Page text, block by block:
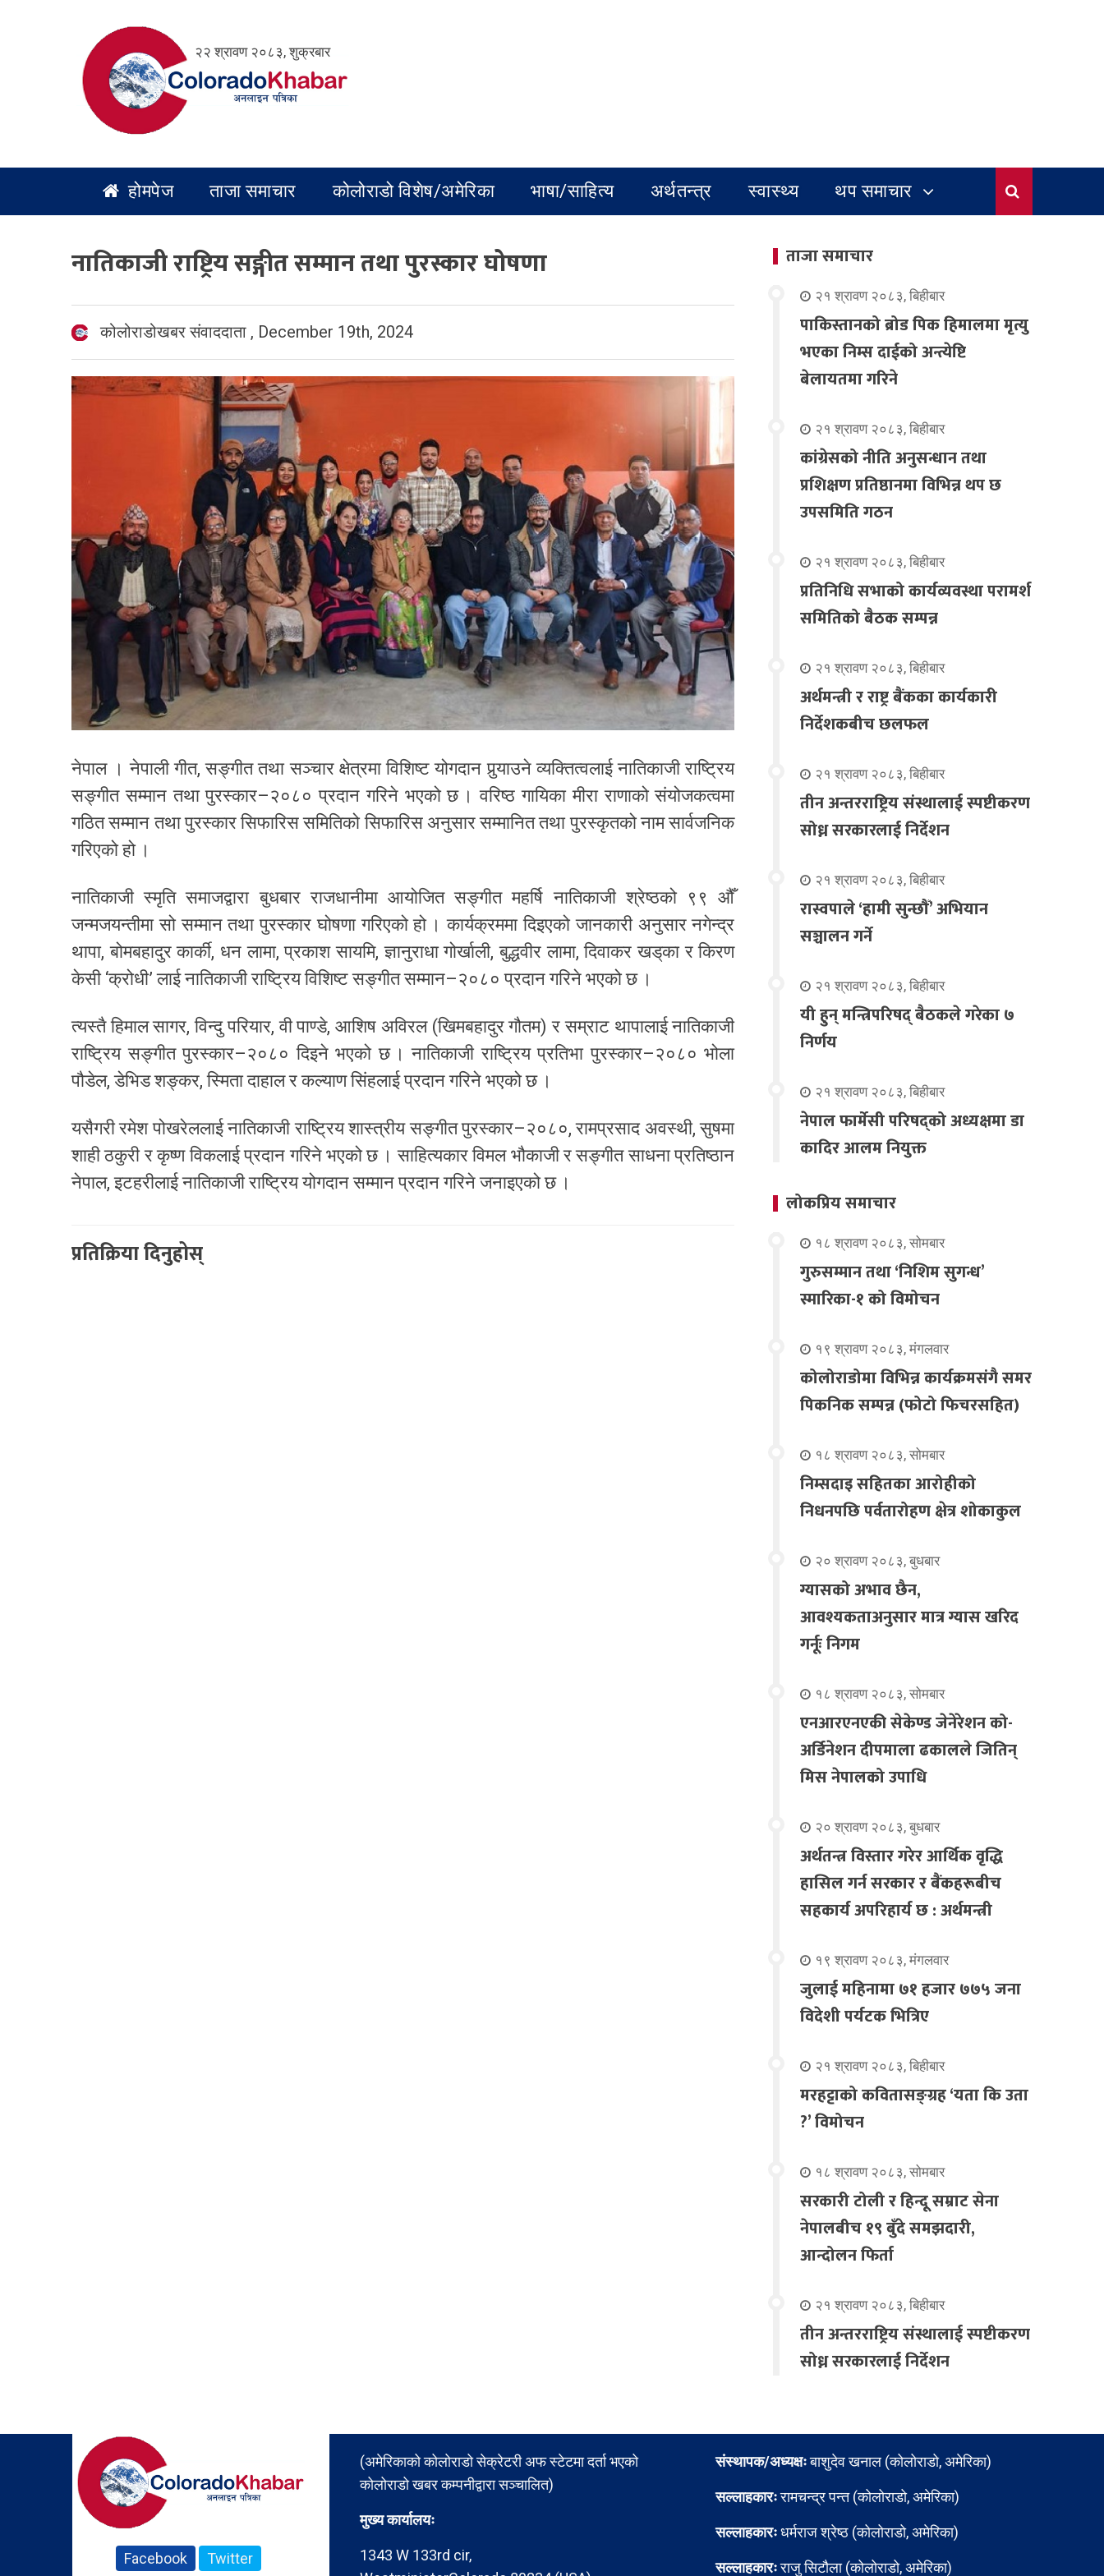
२२ श्रावण २०८३, शुक्रबार
होमपेज ताजा समाचार कोलोराडो विशेष/अमेरिका भाषा/साहित्य अर्थतन्त्र स्वास्थ्य थप समाचार
नातिकाजी राष्ट्रिय सङ्गीत सम्मान तथा पुरस्कार घोषणा
कोलोराडोखबर संवाददाता , December 19th, 2024
नेपाल । नेपाली गीत, सङ्गीत तथा सञ्चार क्षेत्रमा विशिष्ट योगदान पुर्‍याउने व्यक्तित्वलाई नातिकाजी राष्ट्रिय
सङ्गीत सम्मान तथा पुरस्कार–२०८० प्रदान गरिने भएको छ । वरिष्ठ गायिका मीरा राणाको संयोजकत्वमा
गठित सम्मान तथा पुरस्कार सिफारिस समितिको सिफारिस अनुसार सम्मानित तथा पुरस्कृतको नाम सार्वजनिक
गरिएको हो ।
नातिकाजी स्मृति समाजद्वारा बुधबार राजधानीमा आयोजित सङ्गीत महर्षि नातिकाजी श्रेष्ठको ९९ औँ
जन्मजयन्तीमा सो सम्मान तथा पुरस्कार घोषणा गरिएको हो । कार्यक्रममा दिइएको जानकारी अनुसार नगेन्द्र
थापा, बोमबहादुर कार्की, धन लामा, प्रकाश सायमि, ज्ञानुराधा गोर्खाली, बुद्धवीर लामा, दिवाकर खड्‌का र किरण
केसी ‘क्रोधी’ लाई नातिकाजी राष्ट्रिय विशिष्ट सङ्गीत सम्मान–२०८० प्रदान गरिने भएको छ ।
त्यस्तै हिमाल सागर, विन्दु परियार, वी पाण्डे, आशिष अविरल (खिमबहादुर गौतम) र सम्राट थापालाई नातिकाजी
राष्ट्रिय सङ्गीत पुरस्कार–२०८० दिइने भएको छ । नातिकाजी राष्ट्रिय प्रतिभा पुरस्कार–२०८० भोला
पौडेल, डेभिड शङ्कर, स्मिता दाहाल र कल्याण सिंहलाई प्रदान गरिने भएको छ ।
यसैगरी रमेश पोखरेललाई नातिकाजी राष्ट्रिय शास्त्रीय सङ्गीत पुरस्कार–२०८०, रामप्रसाद अवस्थी, सुषमा
शाही ठकुरी र कृष्ण विकलाई प्रदान गरिने भएको छ । साहित्यकार विमल भौकाजी र सङ्गीत साधना प्रतिष्ठान
नेपाल, इटहरीलाई नातिकाजी राष्ट्रिय योगदान सम्मान प्रदान गरिने जनाइएको छ ।
प्रतिक्रिया दिनुहोस्
ताजा समाचार
२१ श्रावण २०८३, बिहीबार
पाकिस्तानको ब्रोड पिक हिमालमा मृत्यु
भएका निम्स दाईको अन्त्येष्टि
बेलायतमा गरिने
२१ श्रावण २०८३, बिहीबार
कांग्रेसको नीति अनुसन्धान तथा
प्रशिक्षण प्रतिष्ठानमा विभिन्न थप छ
उपसमिति गठन
२१ श्रावण २०८३, बिहीबार
प्रतिनिधि सभाको कार्यव्यवस्था परामर्श
समितिको बैठक सम्पन्न
२१ श्रावण २०८३, बिहीबार
अर्थमन्त्री र राष्ट्र बैंकका कार्यकारी
निर्देशकबीच छलफल
२१ श्रावण २०८३, बिहीबार
तीन अन्तरराष्ट्रिय संस्थालाई स्पष्टीकरण
सोध्न सरकारलाई निर्देशन
२१ श्रावण २०८३, बिहीबार
रास्वपाले ‘हामी सुन्छौँ’ अभियान
सञ्चालन गर्ने
२१ श्रावण २०८३, बिहीबार
यी हुन् मन्त्रिपरिषद् बैठकले गरेका ७
निर्णय
२१ श्रावण २०८३, बिहीबार
नेपाल फार्मेसी परिषद्को अध्यक्षमा डा
कादिर आलम नियुक्त
लोकप्रिय समाचार
१८ श्रावण २०८३, सोमबार
गुरुसम्मान तथा ‘निशिम सुगन्ध’
स्मारिका-१ को विमोचन
१९ श्रावण २०८३, मंगलवार
कोलोराडोमा विभिन्न कार्यक्रमसंगै समर
पिकनिक सम्पन्न (फोटो फिचरसहित)
१८ श्रावण २०८३, सोमबार
निम्सदाइ सहितका आरोहीको
निधनपछि पर्वतारोहण क्षेत्र शोकाकुल
२० श्रावण २०८३, बुधबार
ग्यासको अभाव छैन,
आवश्यकताअनुसार मात्र ग्यास खरिद
गर्नूः निगम
१८ श्रावण २०८३, सोमबार
एनआरएनएकी सेकेण्ड जेनेरेशन को-
अर्डिनेशन दीपमाला ढकालले जितिन्
मिस नेपालको उपाधि
२० श्रावण २०८३, बुधबार
अर्थतन्त्र विस्तार गरेर आर्थिक वृद्धि
हासिल गर्न सरकार र बैंकहरूबीच
सहकार्य अपरिहार्य छ : अर्थमन्त्री
१९ श्रावण २०८३, मंगलवार
जुलाई महिनामा ७१ हजार ७७५ जना
विदेशी पर्यटक भित्रिए
२१ श्रावण २०८३, बिहीबार
मरहट्टाको कवितासङ्ग्रह ‘यता कि उता
?’ विमोचन
१८ श्रावण २०८३, सोमबार
सरकारी टोली र हिन्दू सम्राट सेना
नेपालबीच १९ बुँदे समझदारी,
आन्दोलन फिर्ता
२१ श्रावण २०८३, बिहीबार
तीन अन्तरराष्ट्रिय संस्थालाई स्पष्टीकरण
सोध्न सरकारलाई निर्देशन
Facebook Twitter
(अमेरिकाको कोलोराडो सेक्रेटरी अफ स्टेटमा दर्ता भएको
कोलोराडो खबर कम्पनीद्वारा सञ्चालित)
मुख्य कार्यालयः
1343 W 133rd cir,
संस्थापक/अध्यक्षःबाशुदेव खनाल (कोलोराडो, अमेरिका)
सल्लाहकारःरामचन्द्र पन्त (कोलोराडो, अमेरिका)
सल्लाहकारःधर्मराज श्रेष्ठ (कोलोराडो, अमेरिका)
सल्लाहकारःराजु सिटौला (कोलोराडो, अमेरिका)